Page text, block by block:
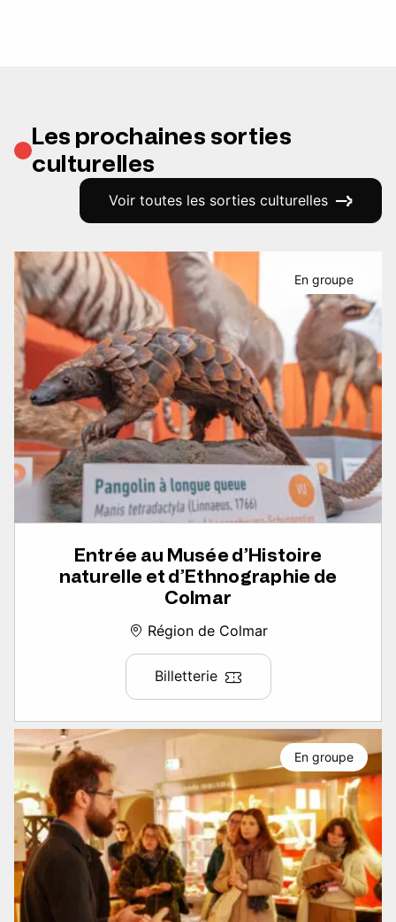
Les prochaines sorties
culturelles
Voir toutes les sorties culturelles
Entrée au Musée d’Histoire
naturelle et d’Ethnographie de
Colmar
Région de Colmar
Billetterie
En groupe
En groupe